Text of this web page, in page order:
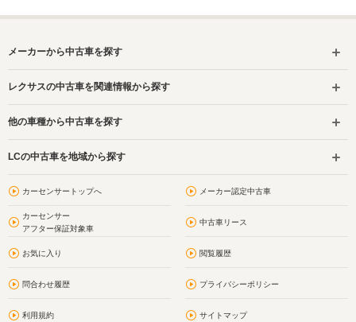
メーカーから中古車を探す
レクサスの中古車を関連情報から探す
他の車種から中古車を探す
LCの中古車を地域から探す
カーセンサートップへ メーカー認定中古車
カーセンサー
アフター保証対象車
中古車リース
お気に入り 閲覧履歴
問合わせ履歴 プライバシーポリシー
利用規約 サイトマップ